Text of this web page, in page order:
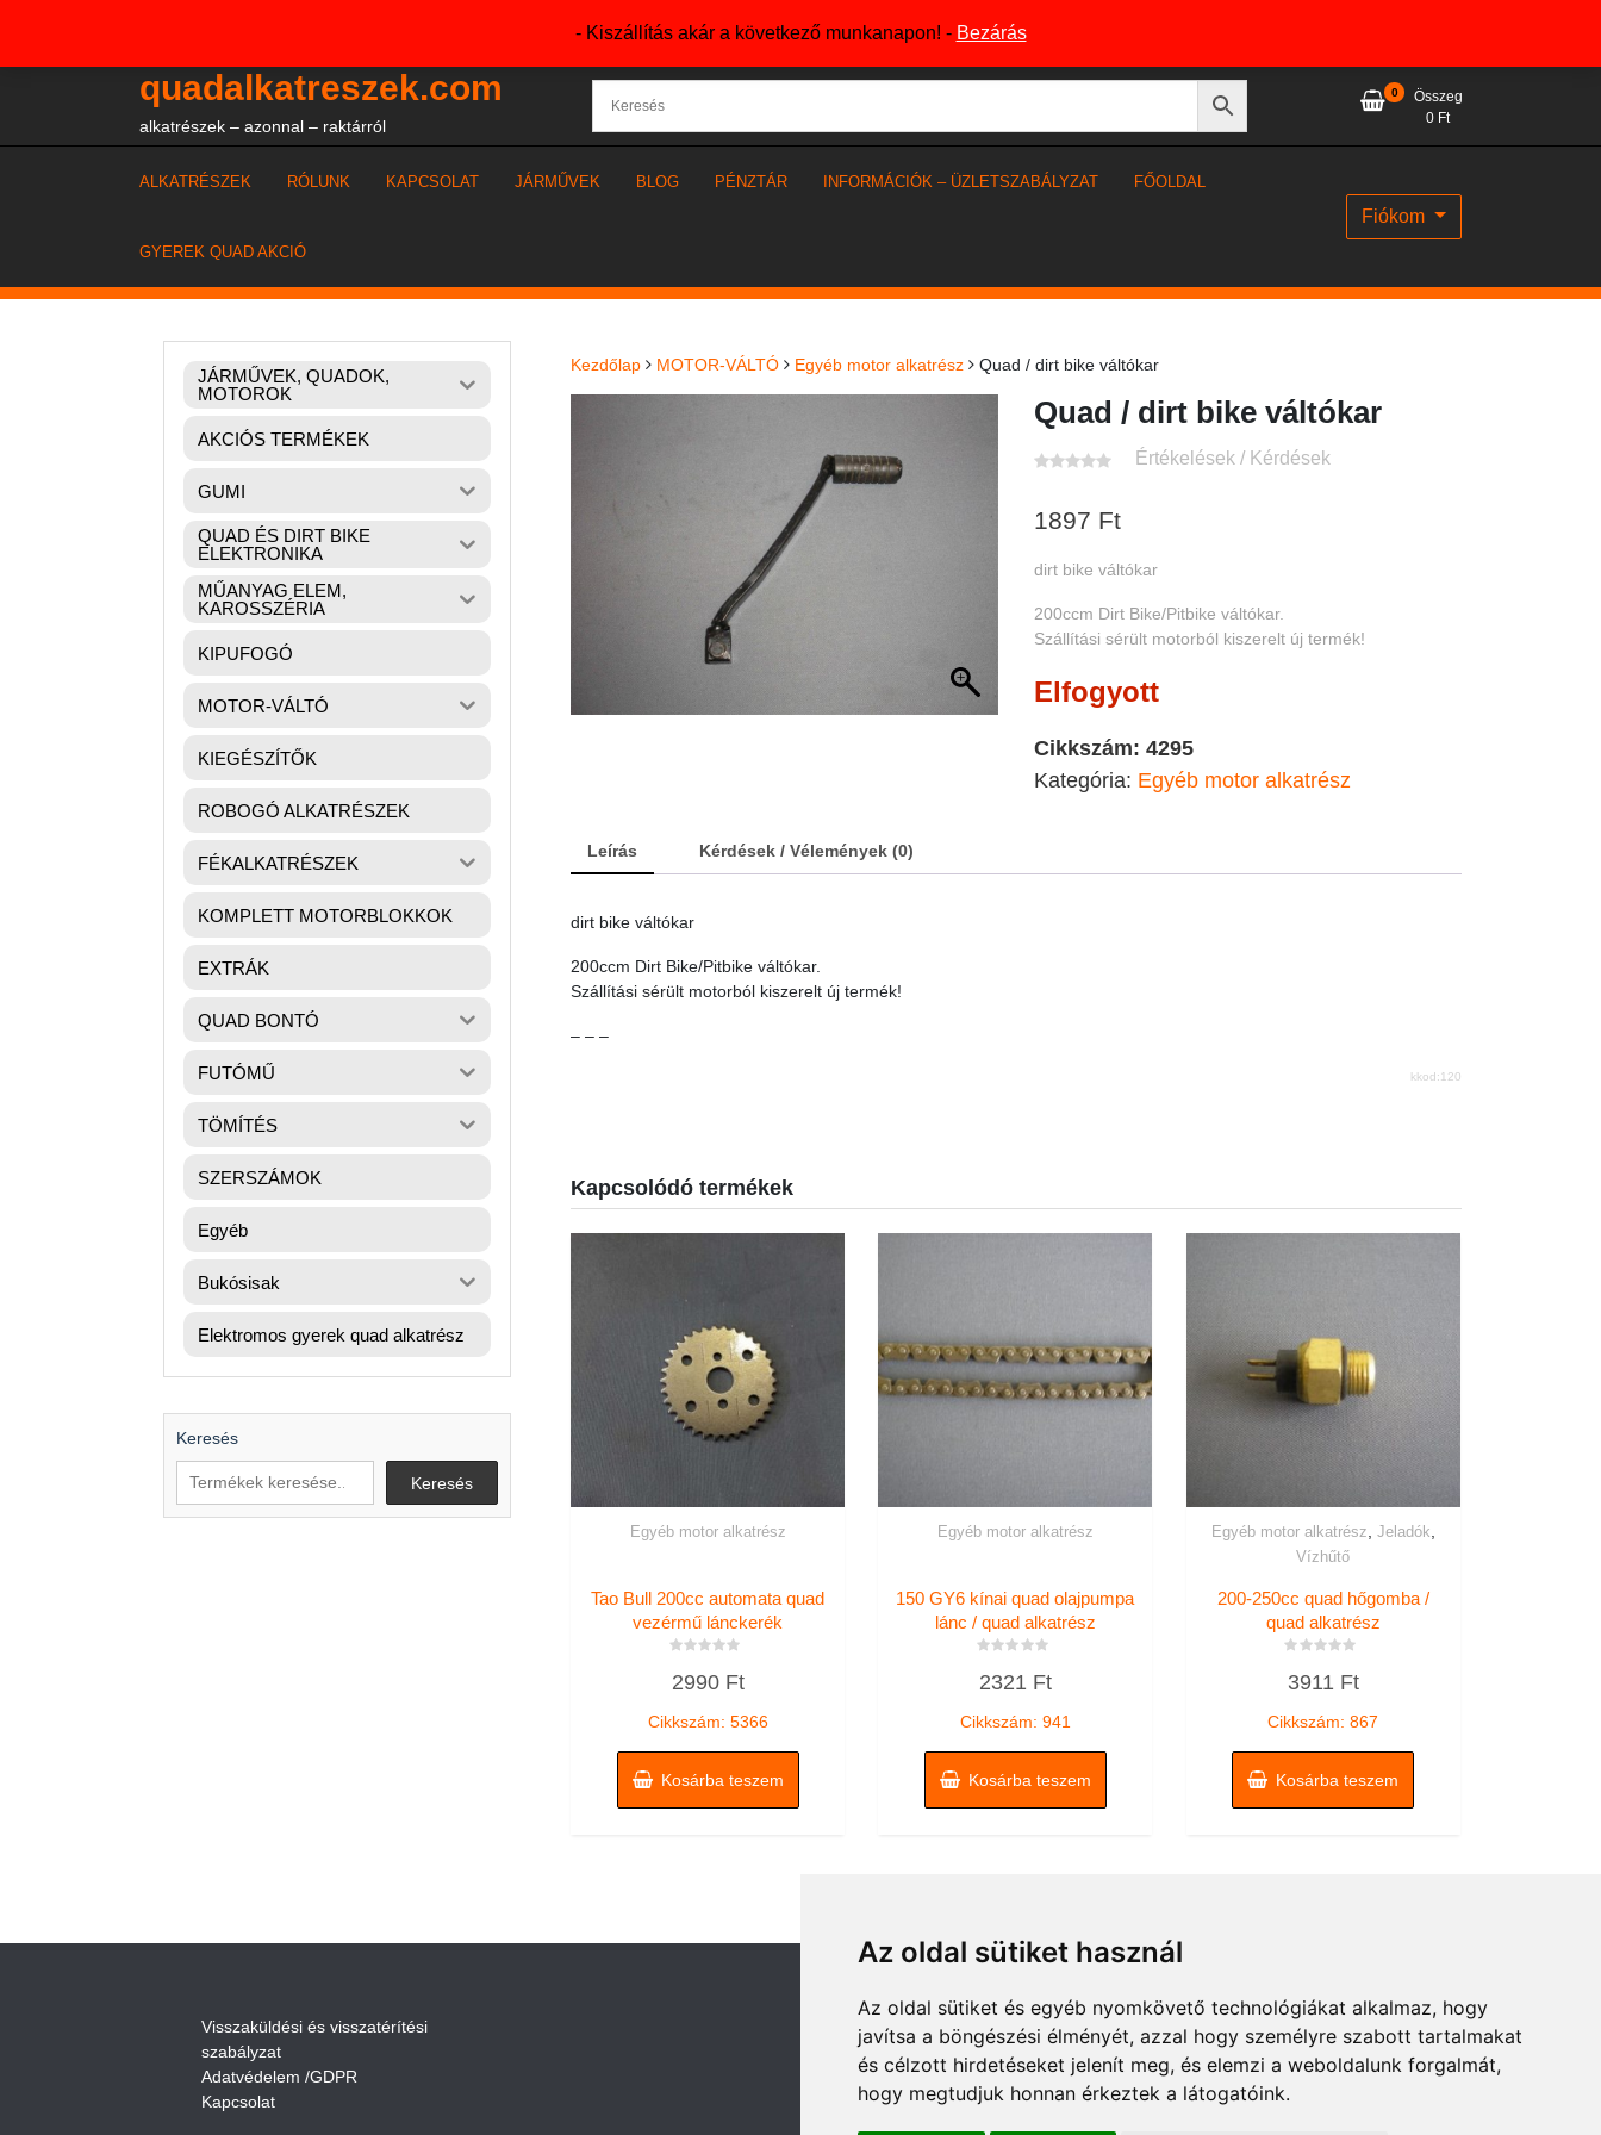
Az oldal sütiket használ
Az oldal sütiket és egyéb nyomkövető technológiákat alkalmaz, hogy
javítsa a böngészési élményét, azzal hogy személyre szabott tartalmakat
és célzott hirdetéseket jelenít meg, és elemzi a weboldalunk forgalmát,
hogy megtudjuk honnan érkeztek a látogatóink.
- Kiszállítás akár a következő munkanapon! - Bezárás
quadalkatreszek.com
alkatrészek – azonnal – raktárról
0
Összeg
0 Ft
ALKATRÉSZEK RÓLUNK KAPCSOLAT JÁRMŰVEK BLOG PÉNZTÁR INFORMÁCIÓK – ÜZLETSZABÁLYZAT FŐOLDAL
GYEREK QUAD AKCIÓ
Fiókom
Kezdőlap MOTOR-VÁLTÓ Egyéb motor alkatrész Quad / dirt bike váltókar
Quad / dirt bike váltókar
Értékelések / Kérdések
1897 Ft
dirt bike váltókar
200ccm Dirt Bike/Pitbike váltókar.
Szállítási sérült motorból kiszerelt új termék!
Elfogyott
Cikkszám: 4295
Kategória: Egyéb motor alkatrész
Leírás Kérdések / Vélemények (0)
dirt bike váltókar
200ccm Dirt Bike/Pitbike váltókar.
Szállítási sérült motorból kiszerelt új termék!
– – –
kkod:120
Kapcsolódó termékek
Egyéb motor alkatrész
Tao Bull 200cc automata quad
vezérmű lánckerék
02990 Ft
Cikkszám: 5366
Kosárba teszem
Egyéb motor alkatrész
150 GY6 kínai quad olajpumpa
lánc / quad alkatrész
0
2321 Ft
Cikkszám: 941
Kosárba teszem
Egyéb motor alkatrész Jeladók
Vízhűtő
200-250cc quad hőgomba /
quad alkatrész
03911 Ft
Cikkszám: 867
Kosárba teszem
JÁRMŰVEK, QUADOK,
MOTOROK
AKCIÓS TERMÉKEK
GUMI
QUAD ÉS DIRT BIKE
ELEKTRONIKA
MŰANYAG ELEM,
KAROSSZÉRIA
KIPUFOGÓ
MOTOR-VÁLTÓ
KIEGÉSZÍTŐK
ROBOGÓ ALKATRÉSZEK
FÉKALKATRÉSZEK
KOMPLETT MOTORBLOKKOK
EXTRÁK
QUAD BONTÓ
FUTÓMŰ
TÖMÍTÉS
SZERSZÁMOK
Egyéb
Bukósisak
Elektromos gyerek quad alkatrész
Keresés
Keresés
Visszaküldési és visszatérítési
szabályzat
Adatvédelem /GDPR
Kapcsolat